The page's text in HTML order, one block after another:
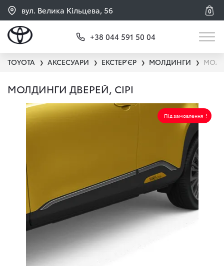
вул. Велика Кільцева, 56 0
+38 044 591 50 04
TOYOTA ❯ АКСЕСУАРИ ❯ ЕКСТЕР'ЄР ❯ МОЛДИНГИ ❯
МОЛДИНГИ ДВЕРЕЙ, СІРІ
Під замовлення